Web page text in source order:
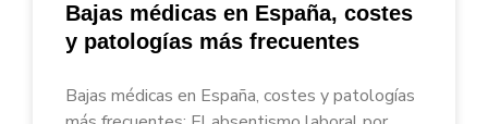
Bajas médicas en España, costes
y patologías más frecuentes
Bajas médicas en España, costes y patologías